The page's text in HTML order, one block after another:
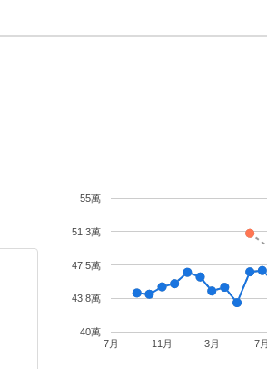
7月 11月 3月 7月
40萬
43.8萬
47.5萬
51.3萬
55萬